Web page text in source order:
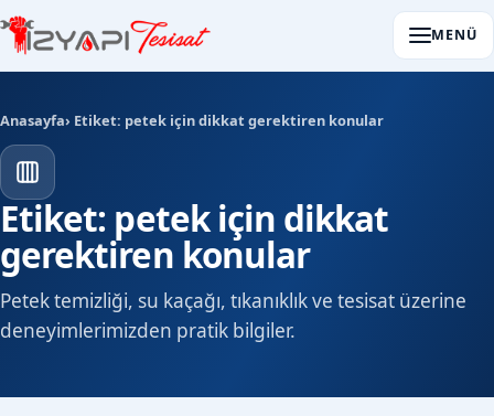
MENÜ
Anasayfa› Etiket: petek için dikkat gerektiren konular
Etiket: petek için dikkat
gerektiren konular
Petek temizliği, su kaçağı, tıkanıklık ve tesisat üzerine
deneyimlerimizden pratik bilgiler.